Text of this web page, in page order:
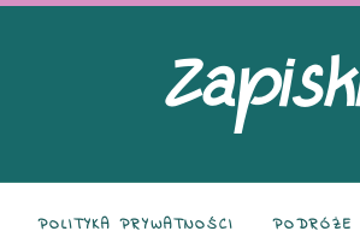
POLITYKA PRYWATNOŚCI PODRÓŻE